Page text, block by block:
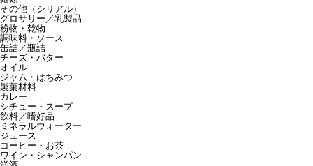
その他（シリアル）
グロサリー／乳製品
粉物・乾物
調味料・ソース
缶詰／瓶詰
チーズ・バター
オイル
ジャム・はちみつ
製菓材料
カレー
シチュー・スープ
飲料／嗜好品
ミネラルウォーター
ジュース
コーヒー・お茶
ワイン・シャンパン